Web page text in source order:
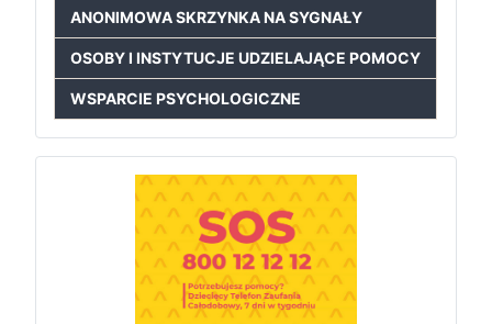
ANONIMOWA SKRZYNKA NA SYGNAŁY
OSOBY I INSTYTUCJE UDZIELAJĄCE POMOCY
WSPARCIE PSYCHOLOGICZNE